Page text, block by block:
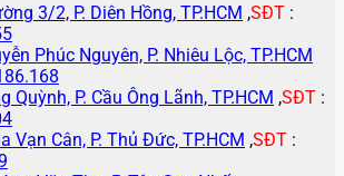
3/2, P. Diên Hồng, TP.HCM ,SĐT :
Phúc Nguyên, P. Nhiêu Lộc, TP.HCM
Quỳnh, P. Cầu Ông Lãnh, TP.HCM ,SĐT :
Vạn Cân, P. Thủ Đức, TP.HCM ,SĐT :